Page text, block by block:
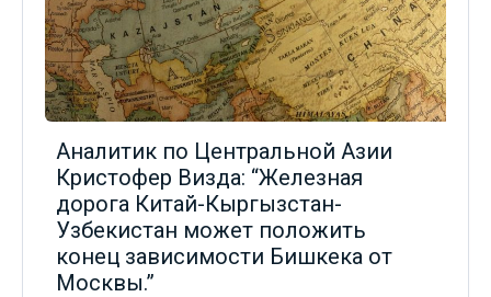
Аналитик по Центральной Азии
Кристофер Визда: “Железная
дорога Китай-Кыргызстан-
Узбекистан может положить
конец зависимости Бишкека от
Москвы.”